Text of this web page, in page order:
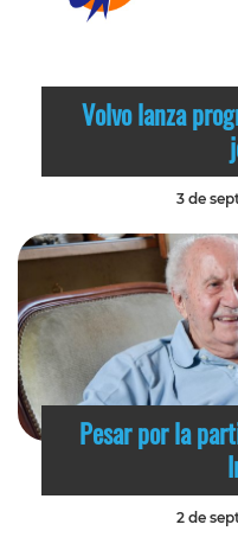
Volvo lanza
3 de
Pesar por la
2 de